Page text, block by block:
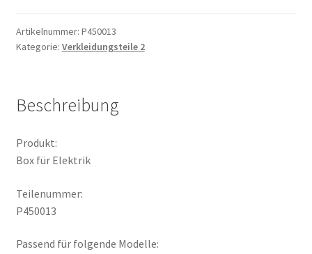
Artikelnummer: P450013
Kategorie: Verkleidungsteile 2
Beschreibung
Produkt:
Box für Elektrik
Teilenummer:
P450013
Passend für folgende Modelle: